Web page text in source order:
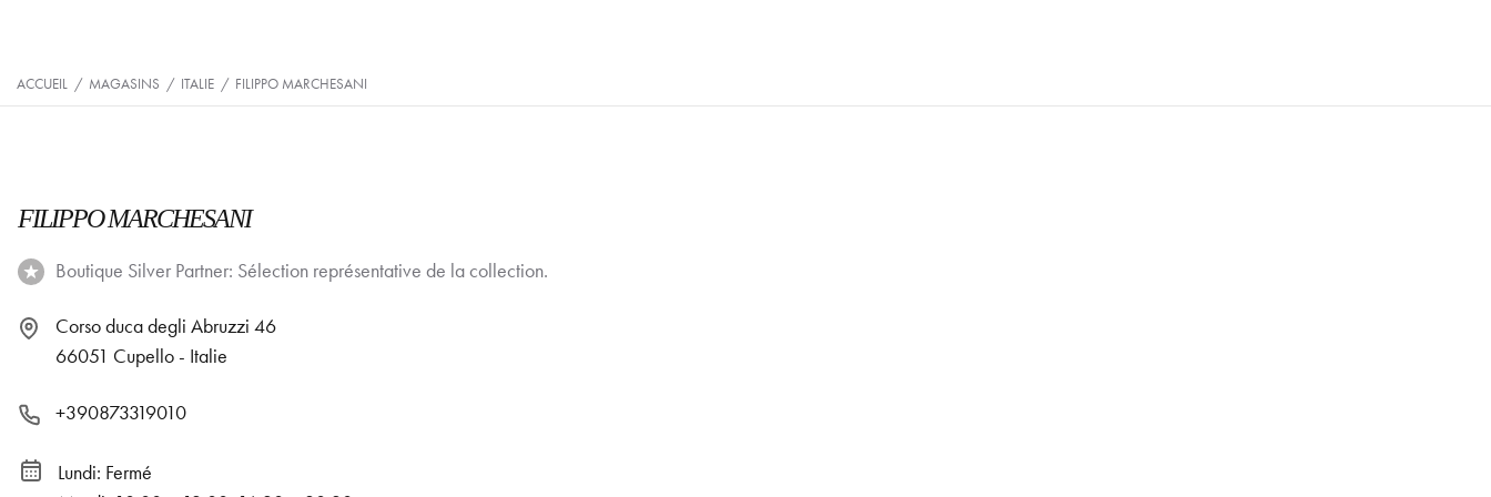
ACCUEIL / MAGASINS / ITALIE / FILIPPO MARCHESANI
FILIPPO MARCHESANI
Boutique Silver Partner: Sélection représentative de la collection.
Corso duca degli Abruzzi 46
66051 Cupello - Italie
+390873319010
Lundi: Fermé